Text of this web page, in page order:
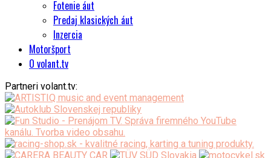
Fotenie áut
Predaj klasických áut
Inzercia
Motoršport
O volant.tv
Partneri volant.tv: